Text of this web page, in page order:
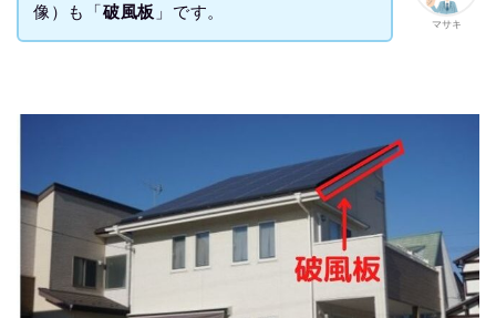
マサキ
像）も「破風板 」です。